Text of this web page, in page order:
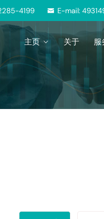
4199 E-mail:
主页 关于 服